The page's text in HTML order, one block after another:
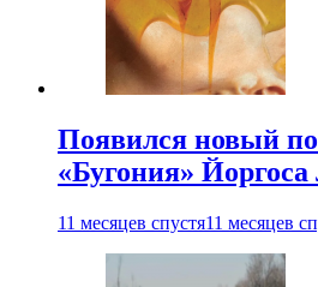
Появился новый
«Бугония»
11 месяцев спустя11 месяцев